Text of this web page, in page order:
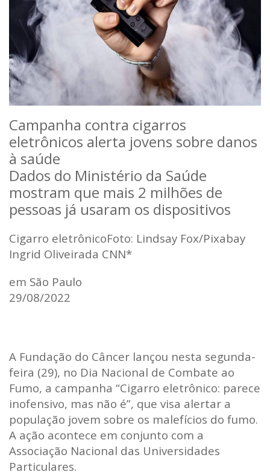
Campanha contra cigarros
eletrônicos alerta jovens sobre danos
à saúde
Dados do Ministério da Saúde
mostram que mais 2 milhões de
pessoas já usaram os dispositivos
Cigarro eletrônicoFoto: Lindsay Fox/Pixabay
Ingrid Oliveirada CNN*
em São Paulo
29/08/2022
A Fundação do Câncer lançou nesta segunda-
feira (29), no Dia Nacional de Combate ao
Fumo, a campanha “Cigarro eletrônico: parece
inofensivo, mas não é”, que visa alertar a
população jovem sobre os malefícios do fumo.
A ação acontece em conjunto com a
Associação Nacional das Universidades
Particulares.